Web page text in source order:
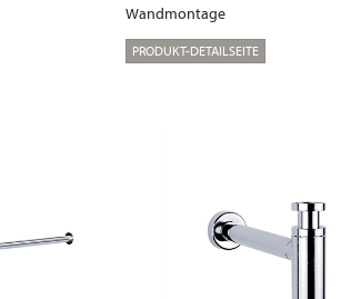
Wandmontage
PRODUKT-DETAILSEITE